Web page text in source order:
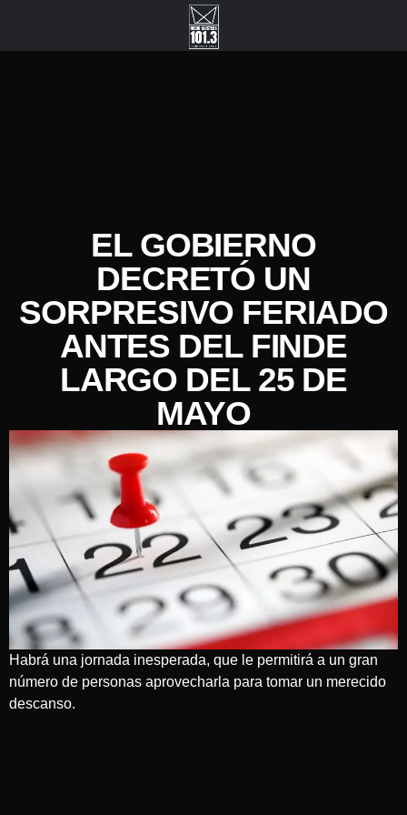
EL GOBIERNO
DECRETÓ UN
SORPRESIVO FERIADO
ANTES DEL FINDE
LARGO DEL 25 DE
MAYO
Habrá una jornada inesperada, que le permitirá a un gran
número de personas aprovecharla para tomar un merecido
descanso.